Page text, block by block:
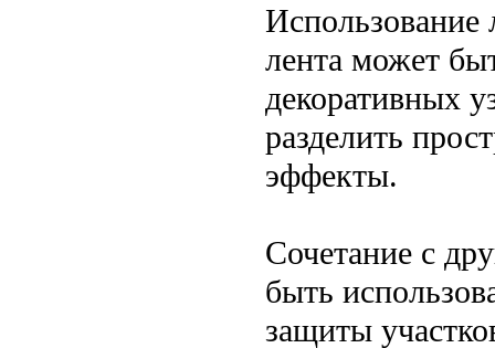
Использование
лента может
декоративных
разделить
эффекты.
Сочетание с
быть
защиты